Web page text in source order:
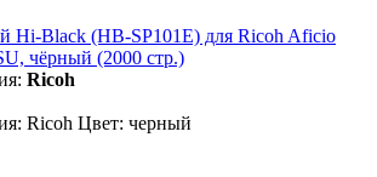
Hi-Black (HB-SP101E) для Ricoh Aficio
чёрный (2000 стр.)
Ricoh
Ricoh Цвет: черный